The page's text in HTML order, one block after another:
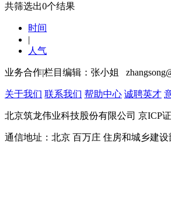
共筛选出0个结果
时间
|
人气
业务合作|栏目编辑：张小姐
关于我们 联系我们 帮助中心 诚聘英才
北京筑龙伟业科技股份有限公司 京ICP证
通信地址：北京 百万庄 住房和城乡建设